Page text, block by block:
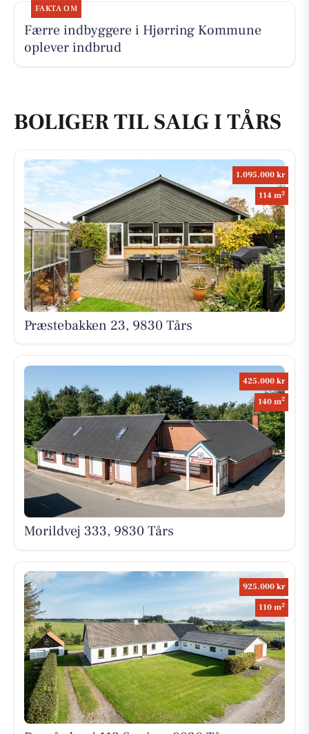
FAKTA OM
Færre indbyggere i Hjørring Kommune
oplever indbrud
BOLIGER TIL SALG I TÅRS
1.095.000 kr
114 m2
Præstebakken 23, 9830 Tårs
425.000 kr
140 m2
Morildvej 333, 9830 Tårs
925.000 kr
110 m2